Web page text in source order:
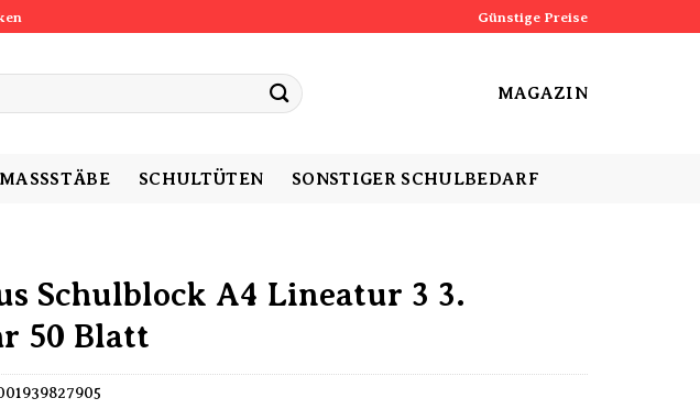
Günstige Preise
MAGAZIN
MASSSTÄBE SCHULTÜTEN SONSTIGER SCHULBEDARF
Schulblock A4 Lineatur 3 3.
50 Blatt